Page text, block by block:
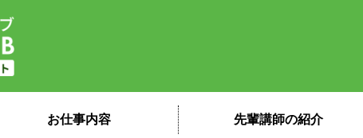
子ども英会話ペッピーキッズクラブ 講師
お仕事内容 先輩講師の紹介